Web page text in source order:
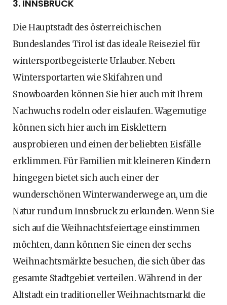
3. INNSBRUCK
Die Hauptstadt des österreichischen
Bundeslandes Tirol ist das ideale Reiseziel für
wintersportbegeisterte Urlauber. Neben
Wintersportarten wie Skifahren und
Snowboarden können Sie hier auch mit Ihrem
Nachwuchs rodeln oder eislaufen. Wagemutige
können sich hier auch im Eisklettern
ausprobieren und einen der beliebten Eisfälle
erklimmen. Für Familien mit kleineren Kindern
hingegen bietet sich auch einer der
wunderschönen Winterwanderwege an, um die
Natur rund um Innsbruck zu erkunden. Wenn Sie
sich auf die Weihnachtsfeiertage einstimmen
möchten, dann können Sie einen der sechs
Weihnachtsmärkte besuchen, die sich über das
gesamte Stadtgebiet verteilen. Während in der
Altstadt ein traditioneller Weihnachtsmarkt die